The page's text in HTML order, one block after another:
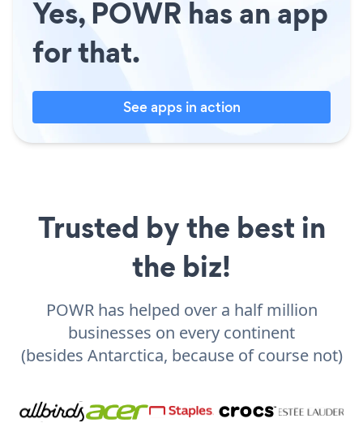
Yes, POWR has an app
for that.
See apps in action
Trusted by the best in
the biz!
POWR has helped over a half million
businesses on every continent
(besides Antarctica, because of course not)